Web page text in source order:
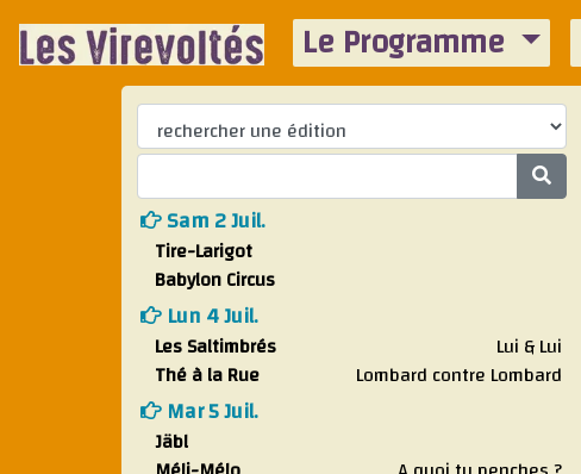
Le Programme
Sam 2 Juil.
Tire-Larigot
Babylon Circus
Lun 4 Juil.
Les Saltimbrés
Lui & Lui
Thé à la Rue
Lombard contre Lombard
Mar 5 Juil.
Jäbl